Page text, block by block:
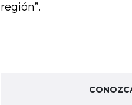
región”.